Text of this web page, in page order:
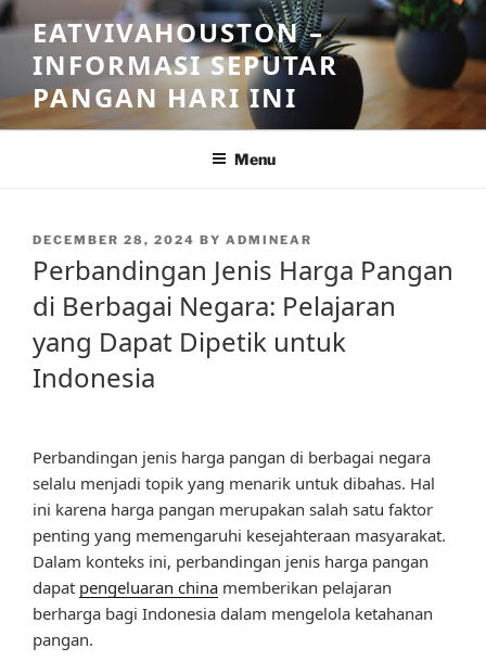
Skip
to
content
EATVIVAHOUSTON –
INFORMASI SEPUTAR
PANGAN HARI INI
Menu
POSTED
DECEMBER 28, 2024 BY ADMINEAR
Perbandingan Jenis Harga Pangan
di Berbagai Negara: Pelajaran
yang Dapat Dipetik untuk
Indonesia
Perbandingan jenis harga pangan di berbagai negara
selalu menjadi topik yang menarik untuk dibahas. Hal
ini karena harga pangan merupakan salah satu faktor
penting yang memengaruhi kesejahteraan masyarakat.
Dalam konteks ini, perbandingan jenis harga pangan
dapat pengeluaran china memberikan pelajaran
berharga bagi Indonesia dalam mengelola ketahanan
pangan.